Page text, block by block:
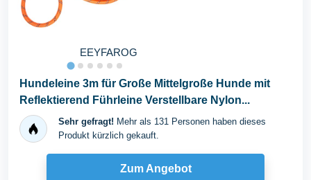
EEYFAROG
Hundeleine 3m für Große Mittelgroße Hunde mit
Reflektierend Führleine Verstellbare Nylon...
Sehr gefragt! Mehr als 131 Personen haben dieses
Produkt kürzlich gekauft.
Zum Angebot